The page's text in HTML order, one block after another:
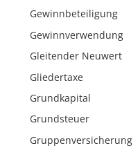
Gewinnbeteiligung
Gewinnverwendung
Gleitender Neuwert
Gliedertaxe
Grundkapital
Grundsteuer
Gruppenversicherung